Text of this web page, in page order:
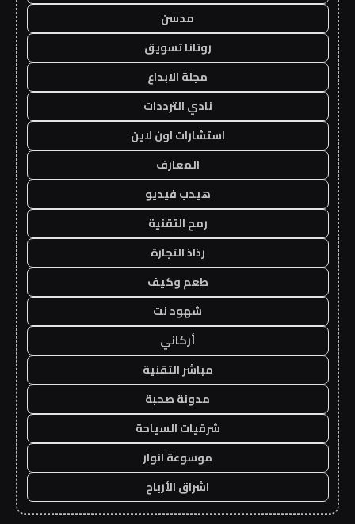
مدسن
روتانا تسويق
مجلة الابداع
نادي الترددات
استشارات اون لاين
المعارف
هيدب فيديو
رمح التقنية
رذاذ التجارة
طعم وكيف
شهود نت
أركاني
مباشر التقنية
مدونة صحبة
شرقيات السياحة
موسوعة انوار
اشراق الأرباح